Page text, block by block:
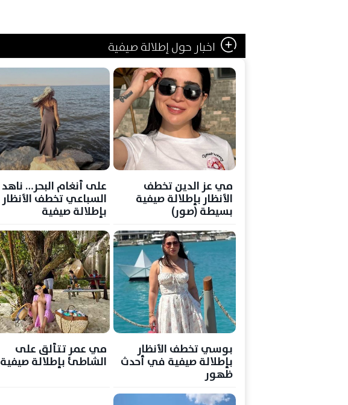
اخبار حول إطلالة صيفية
مي عز الدين تخطف
الأنظار بإطلالة صيفية
بسيطة (صور)
على أنغام البحر… ناهد
السباعي تخطف الأنظار
بإطلالة صيفية
بوسي تخطف الأنظار
بإطلالة صيفية في أحدث
ظهور
مي عمر تتألق على
الشاطئ بإطلالة صيفية